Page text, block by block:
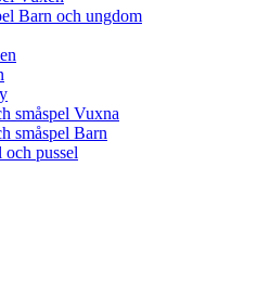
Barn och ungdom
småspel Vuxna
småspel Barn
pussel